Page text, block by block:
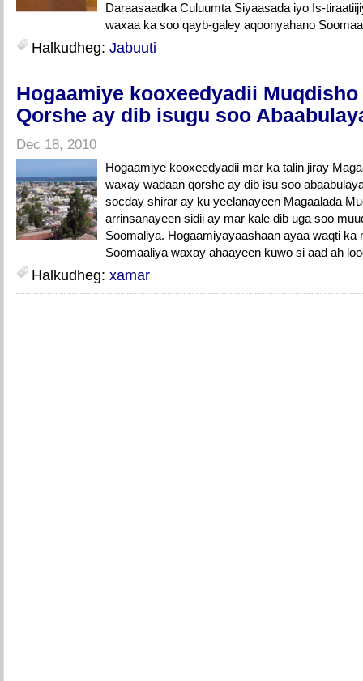
Daraasaadka Culuumta Siyaasada iyo Is-
waxaa ka soo qayb-galey aqoonyahano
Halkudheg: Jabuuti
Hogaamiye kooxeedyadii Muqdisho
Qorshe ay dib isugu soo
Dec 18, 2010
Hogaamiye kooxeedyadii mar ka talin jiray
waxay wadaan qorshe ay dib isu soo
socday shirar ay ku yeelanayeen Magaalada
arrinsanayeen sidii ay mar kale dib uga soo
Soomaliya. Hogaamiyayaashaan ayaa waqti ka
Soomaaliya waxay ahaayeen kuwo si aad ah
Halkudheg: xamar